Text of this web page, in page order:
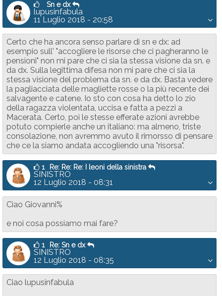
Sn e dx
lupusinfabula
11 Luglio 2018 - 20:58
Certo che ha ancora senso parlare di sn e dx: ad
esempio sull' "accogliere le risorse che ci pagheranno le
pensioni" non mi pare che ci sia la stessa visione da sn. e
da dx. Sulla legittima difesa non mi pare che ci sia la
stessa visione del problema da sn. e da dx. Basta vedere
la pagliacciata delle magliette rosse o la più recente dei
salvagente e catene. Io sto con cosa ha detto lo zio
della ragazza violentata, uccisa e fatta a pezzi a
Macerata. Certo, poi le stesse efferate azioni avrebbe
potuto compierle anche un italiano: ma almeno, triste
consolazione, non avremmo avuto il rimorsso di pensare
che ce la siamo andata accogliendo una "risorsa".
1 Re: Re: Re: I leoni della sinistra
SINISTRO
12 Luglio 2018 - 08:31
Ciao Giovanni%
e noi cosa possiamo mai fare?
1 Re: Sn e dx
SINISTRO
12 Luglio 2018 - 08:35
Ciao lupusinfabula